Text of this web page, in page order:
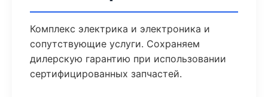
Комплекс электрика и электроника и
сопутствующие услуги. Сохраняем
дилерскую гарантию при использовании
сертифицированных запчастей.